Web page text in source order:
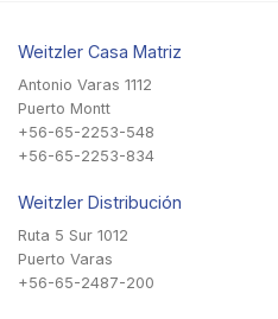
Weitzler Casa Matriz
Antonio Varas 1112
Puerto Montt
+56-65-2253-548
+56-65-2253-834
Weitzler Distribución
Ruta 5 Sur 1012
Puerto Varas
+56-65-2487-200